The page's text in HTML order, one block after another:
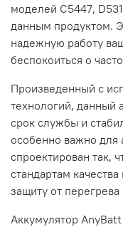
моделей C5447,
данным продуктом.
надежную работу
беспокоиться о
Произведенный с
технологий, данный
срок службы и
особенно важно для
спроектирован так,
стандартам
защиту от
Аккумулятор